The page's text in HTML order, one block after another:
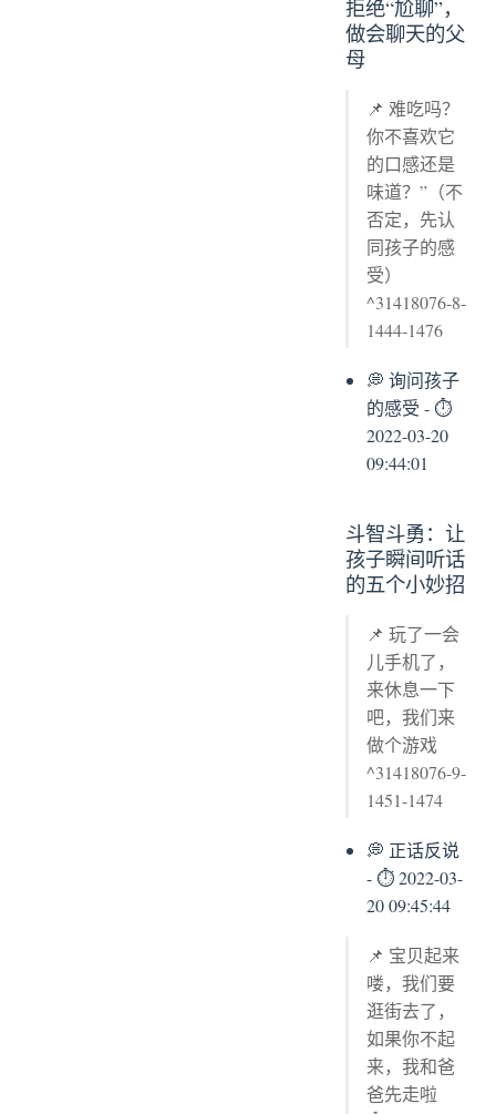
拒绝“尬聊”，
做会聊天的父
母
📌 难吃吗？
你不喜欢它
的口感还是
味道？”（不
否定，先认
同孩子的感
受）
^31418076-8-
1444-1476
💭 询问孩子
的感受 - ⏱
2022-03-20
09:44:01
斗智斗勇：让
孩子瞬间听话
的五个小妙招
📌 玩了一会
儿手机了，
来休息一下
吧，我们来
做个游戏
^31418076-9-
1451-1474
💭 正话反说
- ⏱ 2022-03-
20 09:45:44
📌 宝贝起来
喽，我们要
逛街去了，
如果你不起
来，我和爸
爸先走啦